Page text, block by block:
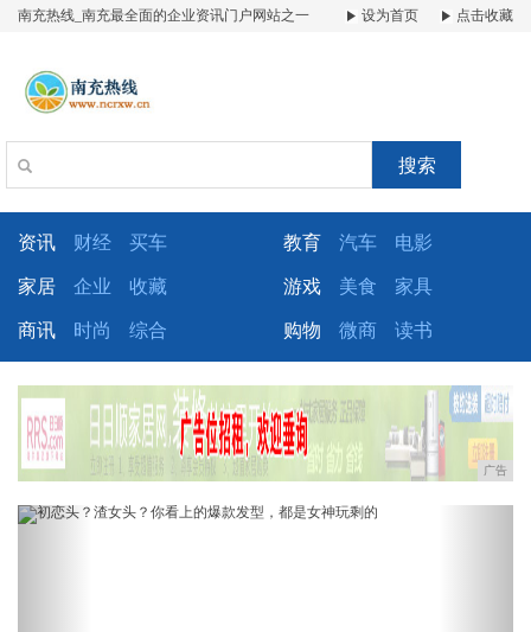
南充热线_南充最全面的企业资讯门户网站之一 设为首页 点击收藏
搜索
资讯 财经 买车 教育 汽车 电影
家居 企业 收藏 游戏 美食 家具
商讯 时尚 综合 购物 微商 读书
广告
Previous